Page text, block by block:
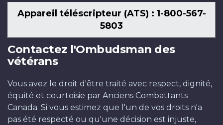
Appareil téléscripteur (ATS) : 1-800-567-
5803
Contactez l'Ombudsman des
vétérans
Vous avez le droit d'être traité avec respect, dignité,
équité et courtoisie par Anciens Combattants
Canada. Si vous estimez que l'un de vos droits n'a
pas été respecté ou qu'une décision est injuste,